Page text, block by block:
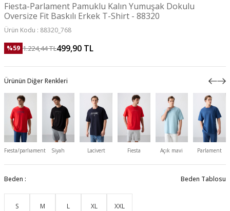
Fiesta-Parlament Pamuklu Kalın Yumuşak Dokulu
Oversize Fit Baskılı Erkek T-Shirt - 88320
Ürün Kodu : 88320_768
%59 1.224,44TL499,90 TL
Ürünün Diğer Renkleri
Fıesta/parlıament Siyah Lacivert Fiesta Açık mavi Parlament
Beden : Beden Tablosu
S M L XL XXL